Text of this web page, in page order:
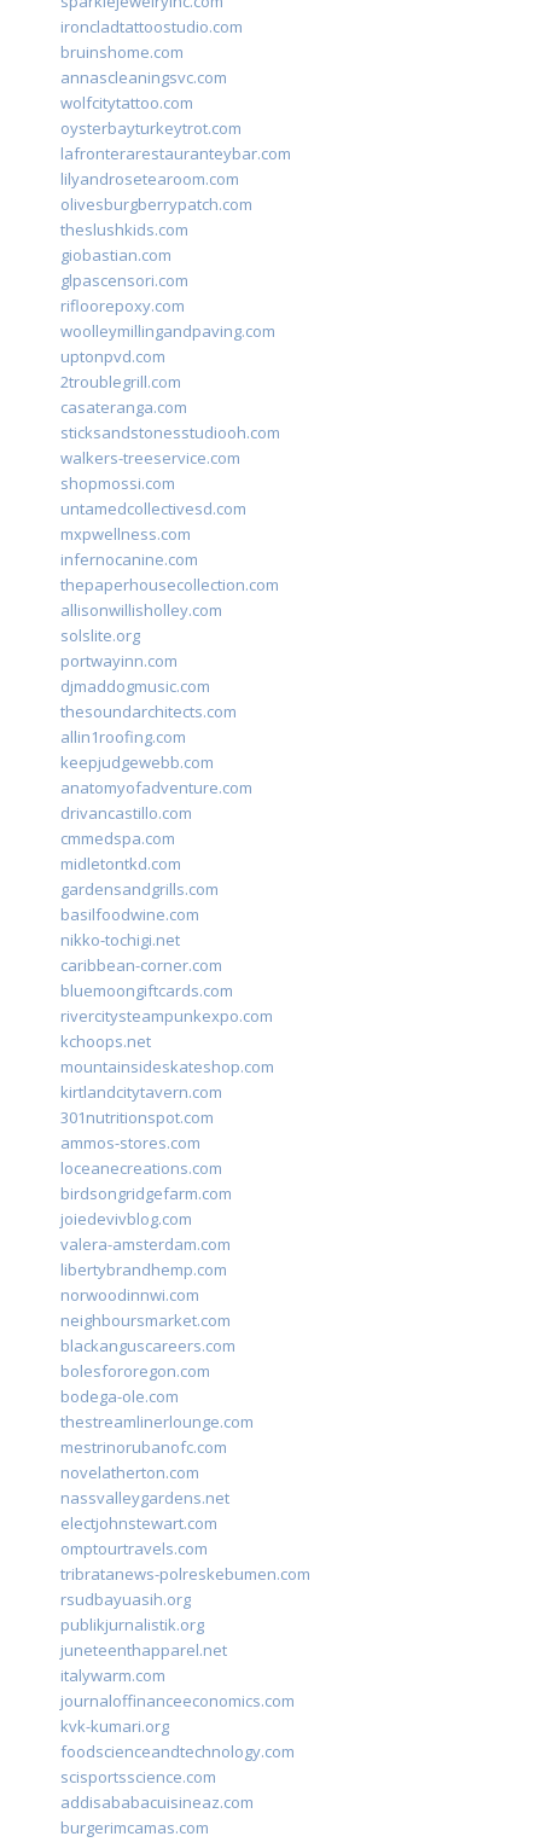
ironcladtattoostudio.com
bruinshome.com
annascleaningsvc.com
wolfcitytattoo.com
oysterbayturkeytrot.com
lafronterarestauranteybar.com
lilyandrosetearoom.com
olivesburgberrypatch.com
theslushkids.com
giobastian.com
glpascensori.com
rifloorepoxy.com
woolleymillingandpaving.com
uptonpvd.com
2troublegrill.com
casateranga.com
sticksandstonesstudiooh.com
walkers-treeservice.com
shopmossi.com
untamedcollectivesd.com
mxpwellness.com
infernocanine.com
thepaperhousecollection.com
allisonwillisholley.com
solslite.org
portwayinn.com
djmaddogmusic.com
thesoundarchitects.com
allin1roofing.com
keepjudgewebb.com
anatomyofadventure.com
drivancastillo.com
cmmedspa.com
midletontkd.com
gardensandgrills.com
basilfoodwine.com
nikko-tochigi.net
caribbean-corner.com
bluemoongiftcards.com
rivercitysteampunkexpo.com
kchoops.net
mountainsideskateshop.com
kirtlandcitytavern.com
301nutritionspot.com
ammos-stores.com
loceanecreations.com
birdsongridgefarm.com
joiedevivblog.com
valera-amsterdam.com
libertybrandhemp.com
norwoodinnwi.com
neighboursmarket.com
blackanguscareers.com
bolesfororegon.com
bodega-ole.com
thestreamlinerlounge.com
mestrinorubanofc.com
novelatherton.com
nassvalleygardens.net
electjohnstewart.com
omptourtravels.com
tribratanews-polreskebumen.com
rsudbayuasih.org
publikjurnalistik.org
juneteenthapparel.net
italywarm.com
journaloffinanceeconomics.com
kvk-kumari.org
foodscienceandtechnology.com
scisportsscience.com
addisababacuisineaz.com
burgerimcamas.com